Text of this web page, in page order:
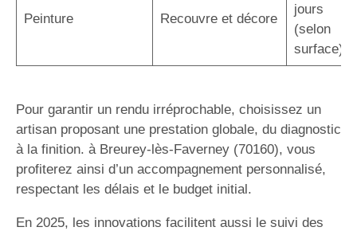
Peinture Recouvre et décore
jours
(selon
surface)
Pour garantir un rendu irréprochable, choisissez un
artisan proposant une prestation globale, du diagnostic
à la finition. à Breurey-lès-Faverney (70160), vous
profiterez ainsi d’un accompagnement personnalisé,
respectant les délais et le budget initial.
En 2025, les innovations facilitent aussi le suivi des